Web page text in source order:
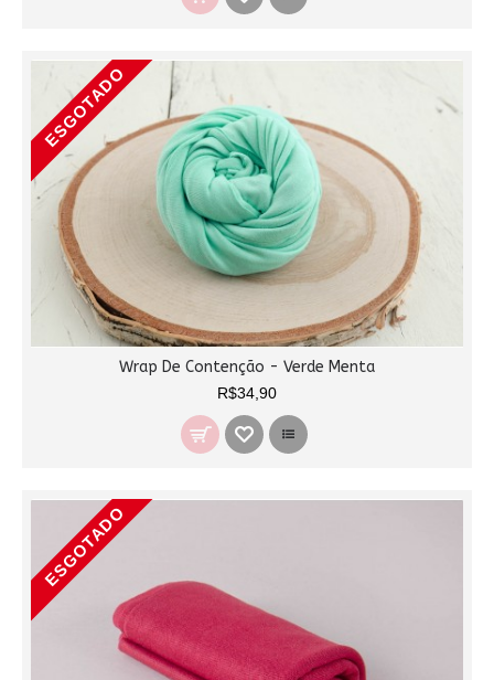
ESGOTADO
Wrap De Contenção - Verde Menta
R$34,90
ESGOTADO